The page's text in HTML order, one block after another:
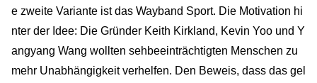
e zweite Variante ist das Wayband Sport. Die Motivation hi
nter der Idee: Die Gründer Keith Kirkland, Kevin Yoo und Y
angyang Wang wollten sehbeeinträchtigten Menschen zu
mehr Unabhängigkeit verhelfen. Den Beweis, dass das gel